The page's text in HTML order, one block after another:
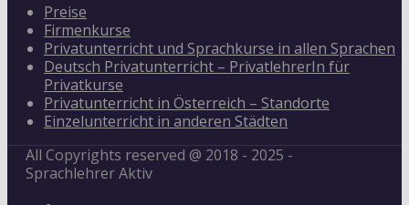
Preise
Firmenkurse
Privatunterricht und Sprachkurse in allen Sprachen
Deutsch Privatunterricht – PrivatlehrerIn für
Privatkurse
Privatunterricht in Österreich – Standorte
Einzelunterricht in anderen Städten
All Copyrights reserved @ 2018 - 2025 -
Sprachlehrer Aktiv